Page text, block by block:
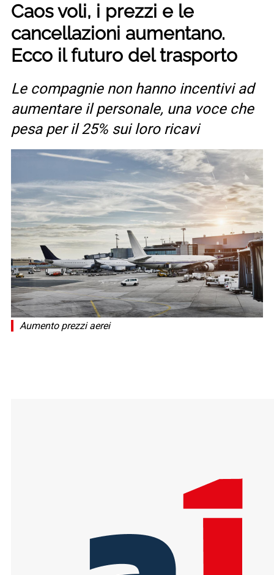
Caos voli, i prezzi e le
cancellazioni aumentano.
Ecco il futuro del trasporto
Le compagnie non hanno incentivi ad
aumentare il personale, una voce che
pesa per il 25% sui loro ricavi
Aumento prezzi aerei